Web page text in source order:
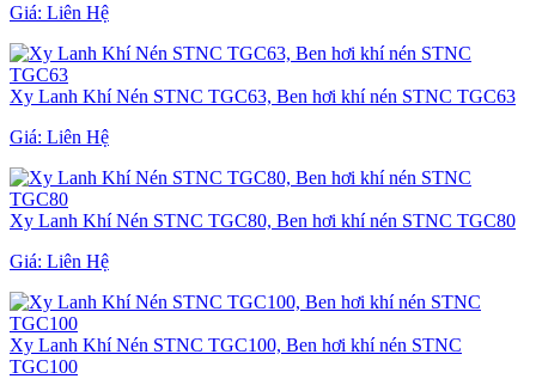
Giá: Liên Hệ
Xy Lanh Khí Nén STNC TGC63, Ben hơi khí nén STNC TGC63
Giá: Liên Hệ
Xy Lanh Khí Nén STNC TGC80, Ben hơi khí nén STNC TGC80
Giá: Liên Hệ
Xy Lanh Khí Nén STNC TGC100, Ben hơi khí nén STNC
TGC100